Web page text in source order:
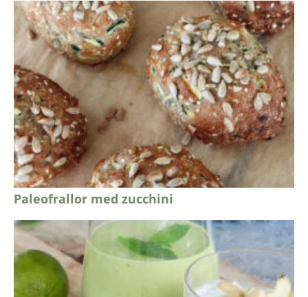
Paleofrallor med zucchini